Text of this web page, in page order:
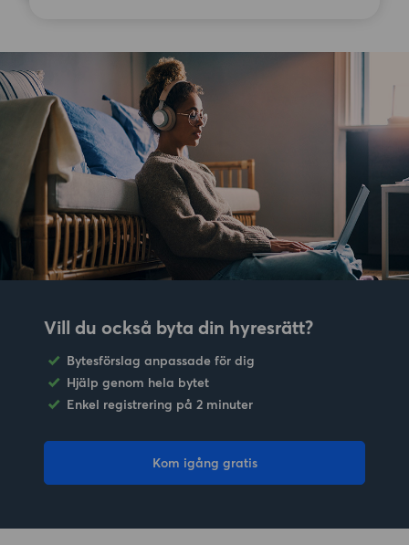
Vill du också byta din hyresrätt?
Bytesförslag anpassade för dig
Hjälp genom hela bytet
Enkel registrering på 2 minuter
Kom igång gratis